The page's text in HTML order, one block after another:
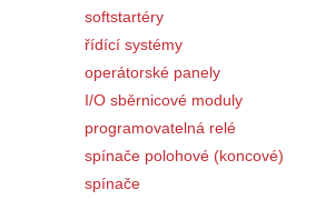
softstartéry
řídící systémy
operátorské panely
I/O sběrnicové moduly
programovatelná relé
spínače polohové (koncové)
spínače